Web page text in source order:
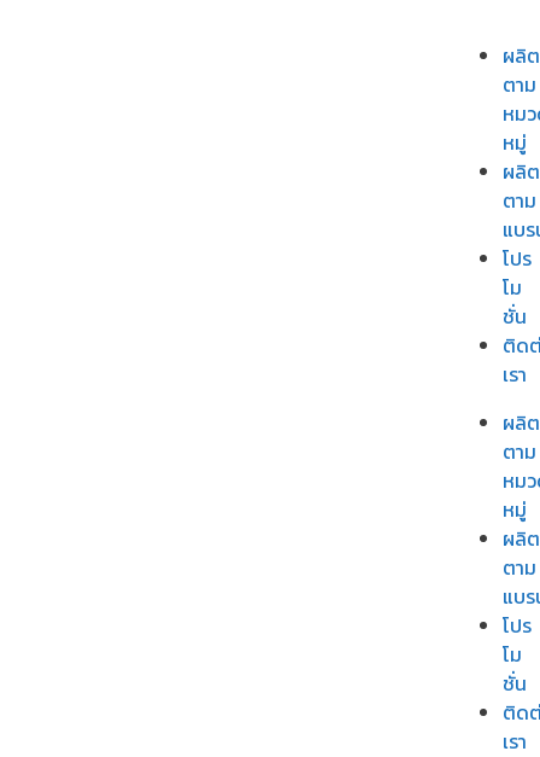
ผลิ
ตาม
หม
หมู่
ผลิ
ตาม
แบ
โปร
โม
ชั่น
ติด
เรา
ผลิ
ตาม
หม
หมู่
ผลิ
ตาม
แบ
โปร
โม
ชั่น
ติด
เรา